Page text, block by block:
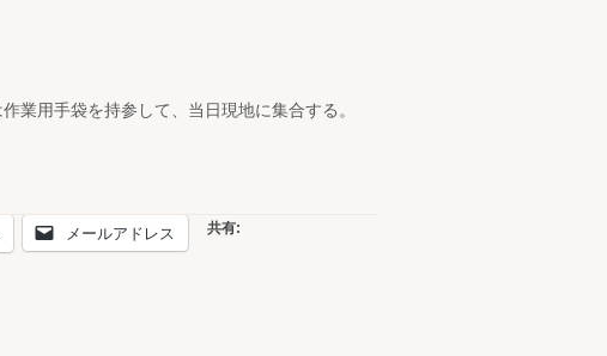
業用手袋を持参して、当日現地に集合する。
共有:
メールアドレス